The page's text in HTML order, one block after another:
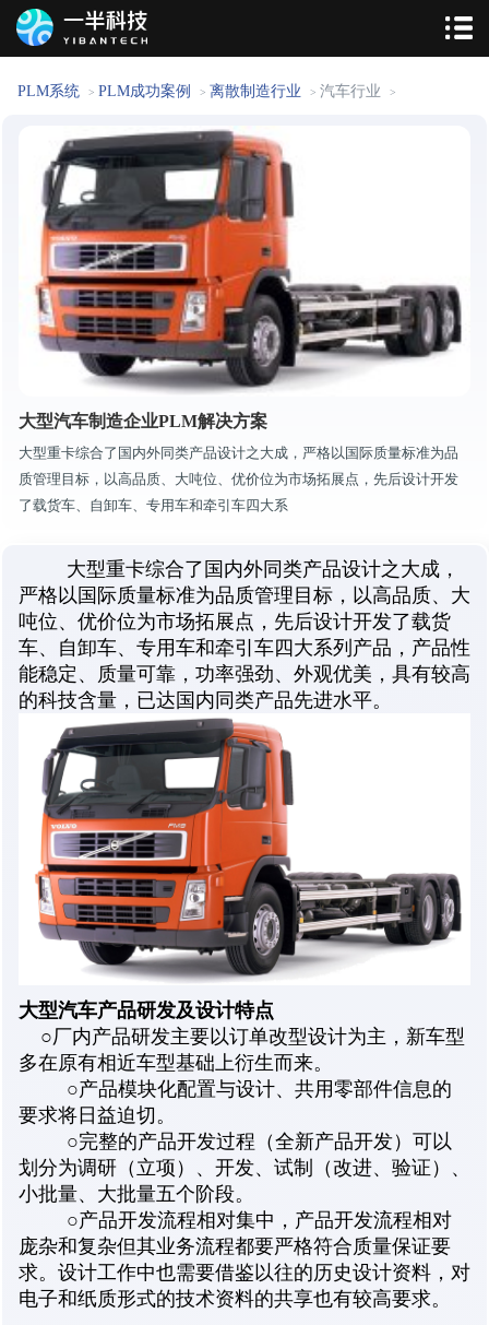
PLM系统 > PLM成功案例 > 离散制造行业 > 汽车行业 >
大型汽车制造企业PLM解决方案
大型重卡综合了国内外同类产品设计之大成，严格以国际质量标准为品
质管理目标，以高品质、大吨位、优价位为市场拓展点，先后设计开发
了载货车、自卸车、专用车和牵引车四大系
大型重卡综合了国内外同类产品设计之大成，
严格以国际质量标准为品质管理目标，以高品质、大
吨位、优价位为市场拓展点，先后设计开发了载货
车、自卸车、专用车和牵引车四大系列产品，产品性
能稳定、质量可靠，功率强劲、外观优美，具有较高
的科技含量，已达国内同类产品先进水平。
大型汽车产品研发及设计特点
○厂内产品研发主要以订单改型设计为主，新车型
多在原有相近车型基础上衍生而来。
○产品模块化配置与设计、共用零部件信息的
要求将日益迫切。
○完整的产品开发过程（全新产品开发）可以
划分为调研（立项）、开发、试制（改进、验证）、
小批量、大批量五个阶段。
○产品开发流程相对集中，产品开发流程相对
庞杂和复杂但其业务流程都要严格符合质量保证要
求。设计工作中也需要借鉴以往的历史设计资料，对
电子和纸质形式的技术资料的共享也有较高要求。